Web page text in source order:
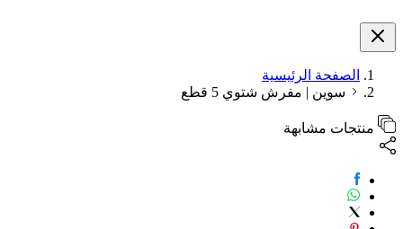
الصفحة الرئيسية
سوين | مفرش شتوي 5 قطع
منتجات مشابهة